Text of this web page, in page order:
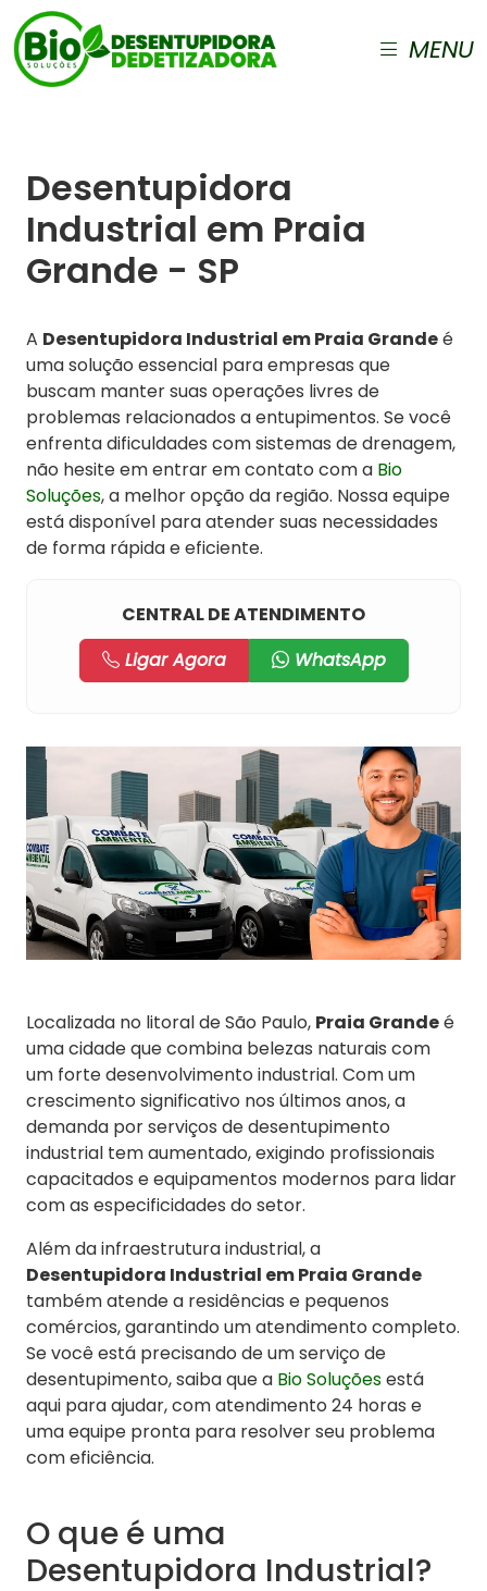
MENU
Desentupidora
Industrial em Praia
Grande - SP
A Desentupidora Industrial em Praia Grandeé
uma solução essencial para empresas que
buscam manter suas operações livres de
problemas relacionados a entupimentos. Se você
enfrenta dificuldades com sistemas de drenagem,
não hesite em entrar em contato com a Bio
Soluções, a melhor opção da região. Nossa equipe
está disponível para atender suas necessidades
de forma rápida e eficiente.
CENTRAL DE ATENDIMENTO
Ligar Agora
WhatsApp
Localizada no litoral de São Paulo, Praia Grandeé
uma cidade que combina belezas naturais com
um forte desenvolvimento industrial. Com um
crescimento significativo nos últimos anos, a
demanda por serviços de desentupimento
industrial tem aumentado, exigindo profissionais
capacitados e equipamentos modernos para lidar
com as especificidades do setor.
Além da infraestrutura industrial, a
Desentupidora Industrial em Praia Grande
também atende a residências e pequenos
comércios, garantindo um atendimento completo.
Se você está precisando de um serviço de
desentupimento, saiba que a Bio Soluçõesestá
aqui para ajudar, com atendimento 24 horas e
uma equipe pronta para resolver seu problema
com eficiência.
O que é uma
Desentupidora Industrial?